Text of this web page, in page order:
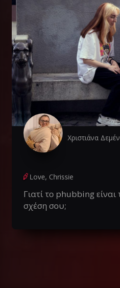
Χριστιάνα
Love, Chrissie
Γιατί το phubbing
σχέση σου;